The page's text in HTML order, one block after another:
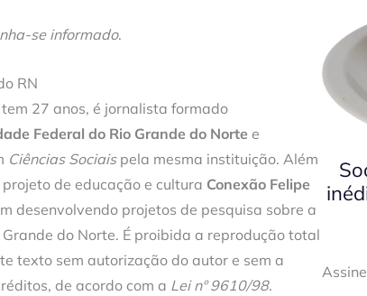
se informado.
RN
tem 27 anos, é jornalista formado
Federal do Rio Grande do Norte e
Ciências Sociaispela mesma instituição. Além
de educação e cultura Conexão Felipe
desenvolvendo projetos de pesquisa sobre a
Grande do Norte. É proibida a reprodução total
texto sem autorização do autor e sem a
de acordo com a Lei nº 9610/98.